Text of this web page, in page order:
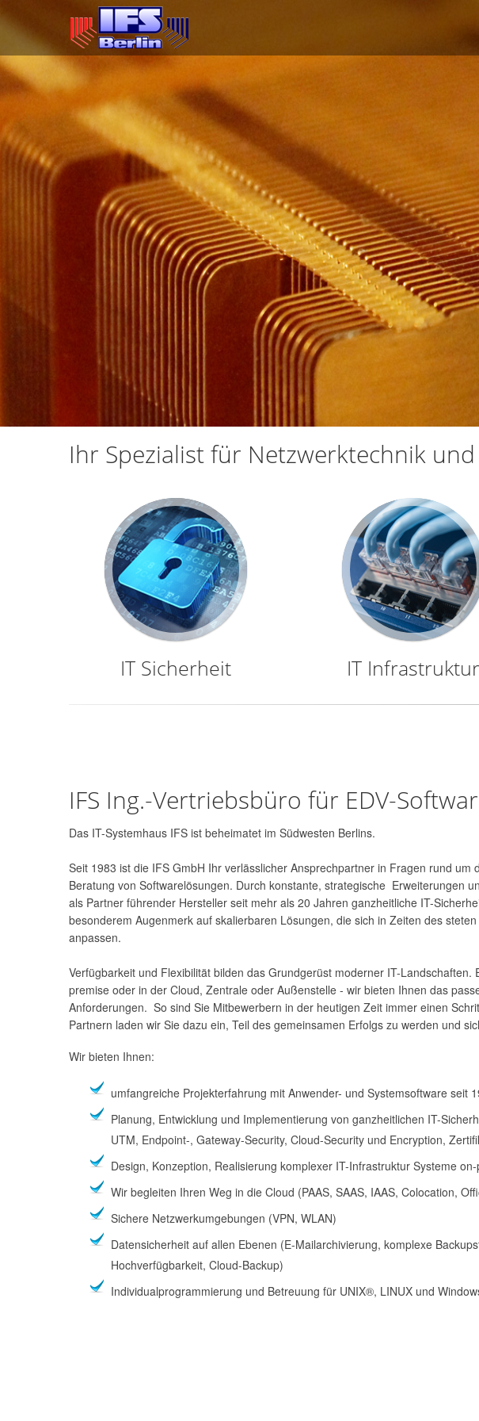
Ihr Spezialist für Netzwerktechnik
IT Sicherheit IT Infrastruktur
IFS Ing.-Vertriebsbüro für EDV-
Das IT-Systemhaus IFS ist beheimatet im Südwesten Berlins.
Seit 1983 ist die IFS GmbH Ihr verlässlicher Ansprechpartner in Fragen rund um
Beratung von Softwarelösungen. Durch konstante, strategische Erweiterungen
als Partner führender Hersteller seit mehr als 20 Jahren ganzheitliche IT-
besonderem Augenmerk auf skalierbaren Lösungen, die sich in Zeiten des
anpassen.
Verfügbarkeit und Flexibilität bilden das Grundgerüst moderner IT-Landschaften.
premise oder in der Cloud, Zentrale oder Außenstelle - wir bieten Ihnen das
Anforderungen. So sind Sie Mitbewerbern in der heutigen Zeit immer einen
Partnern laden wir Sie dazu ein, Teil des gemeinsamen Erfolgs zu werden und
Wir bieten Ihnen:
umfangreiche Projekterfahrung mit Anwender- und Systemsoftware seit
Planung, Entwicklung und Implementierung von ganzheitlichen IT-
UTM, Endpoint-, Gateway-Security, Cloud-Security und Encryption,
Design, Konzeption, Realisierung komplexer IT-Infrastruktur Systeme
Wir begleiten Ihren Weg in die Cloud (PAAS, SAAS, IAAS, Colocation,
Sichere Netzwerkumgebungen (VPN, WLAN)
Datensicherheit auf allen Ebenen (E-Mailarchivierung, komplexe
Hochverfügbarkeit, Cloud-Backup)
Individualprogrammierung und Betreuung für UNIX®, LINUX und